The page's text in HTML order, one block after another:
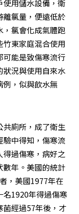
使用儲水設備，衛
離氯量，便遠低於
，氯會化成氣體跑
東家庭混合使用
可能是致傷寒流行
狀況與使用自來水
例，似與飲水無
共廁所，成了衛生
中得知，傷寒流
得過傷寒，病好之
數年。美國的統計
，美國1977年在
名1920年得過傷寒
菌經過57年後，才